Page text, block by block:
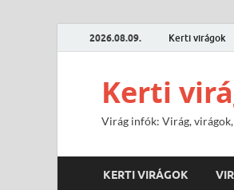
2026.08.09. Kerti virágok
Kerti
Virág infók: Virág, virágok,
KERTI VIRÁGOK